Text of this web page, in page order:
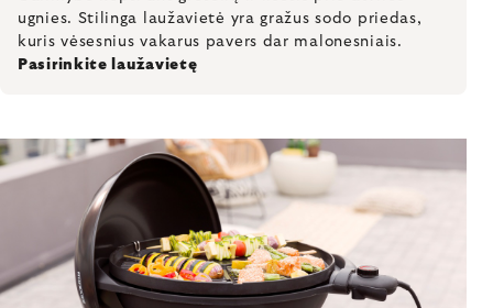
ugnies. Stilinga laužavietė yra gražus sodo priedas,
kuris vėsesnius vakarus pavers dar malonesniais.
Pasirinkite laužavietę